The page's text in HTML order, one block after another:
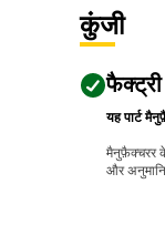
कुंजी
यह पार्ट
मैनुफ़ैक्चरर
और